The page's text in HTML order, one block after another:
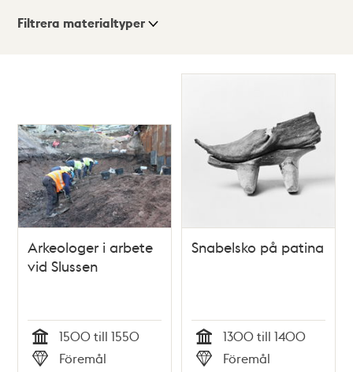
Visningsläge
Filtrera materialtyper
Arkeologer i arbete
vid Slussen
Tid
1500 till 1550
Föremål
Snabelsko på patina
Tid
1300 till 1400
Föremål